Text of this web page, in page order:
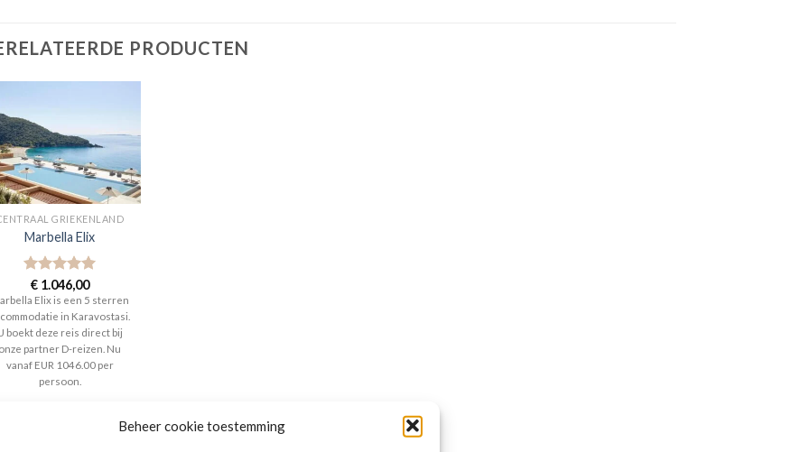
Beheer cookie toestemming
PRODUCTEN
GRIEKENLAND
Marbella Elix
Gewaardeerd
5uit 5
€1.046,00
Elix is een 5 sterren
in Karavostasi.
boekt deze reis direct bij
partner D-reizen. Nu
vanaf EUR 1046.00 per
persoon.